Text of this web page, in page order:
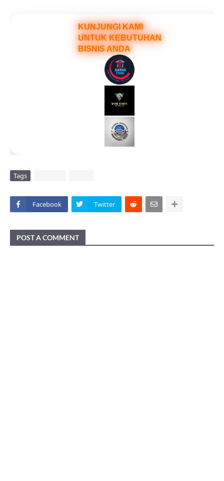
KUNJUNGI KAMI
UNTUK KEBUTUHAN
BISNIS ANDA
Tags
Facebook Twitter
POST A COMMENT